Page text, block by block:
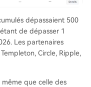
dépassaient 500
de dépasser 1
Les partenaires
Circle, Ripple,
que celle des